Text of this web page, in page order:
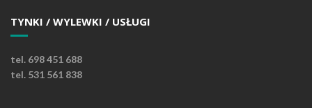
TYNKI / WYLEWKI / USŁUGI
tel. 698 451 688
tel. 531 561 838